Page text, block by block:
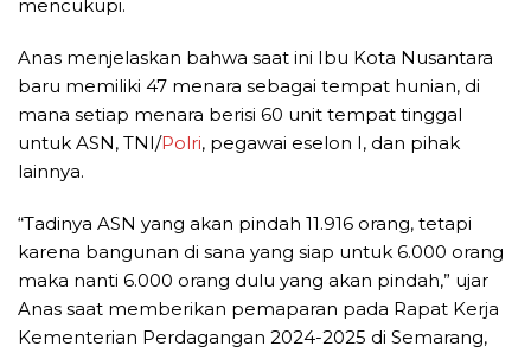
mencukupi.
Anas menjelaskan bahwa saat ini Ibu Kota Nusantara
baru memiliki 47 menara sebagai tempat hunian, di
mana setiap menara berisi 60 unit tempat tinggal
untuk ASN, TNI/Polri, pegawai eselon I, dan pihak
lainnya.
“Tadinya ASN yang akan pindah 11.916 orang, tetapi
karena bangunan di sana yang siap untuk 6.000 orang
maka nanti 6.000 orang dulu yang akan pindah,” ujar
Anas saat memberikan pemaparan pada Rapat Kerja
Kementerian Perdagangan 2024-2025 di Semarang,